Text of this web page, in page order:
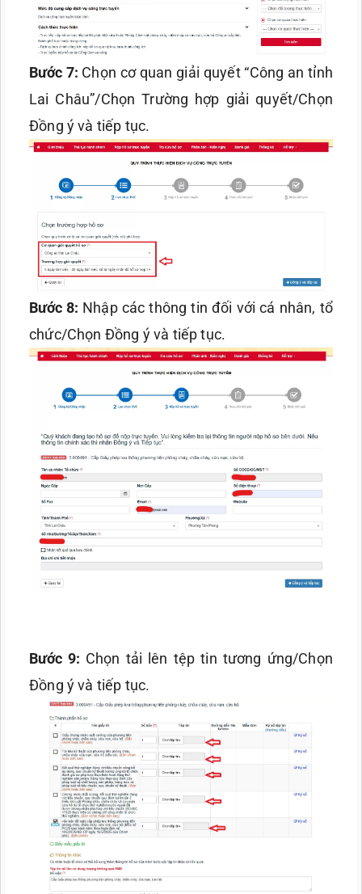
Bước 7: Chọn cơ quan giải quyết “Công an tỉnh
Lai Châu”/Chọn Trường hợp giải quyết/Chọn
Đồng ý và tiếp tục.
Bước 8: Nhập các thông tin đối với cá nhân, tổ
chức/Chọn Đồng ý và tiếp tục.
Bước 9: Chọn tải lên tệp tin tương ứng/Chọn
Đồng ý và tiếp tục.